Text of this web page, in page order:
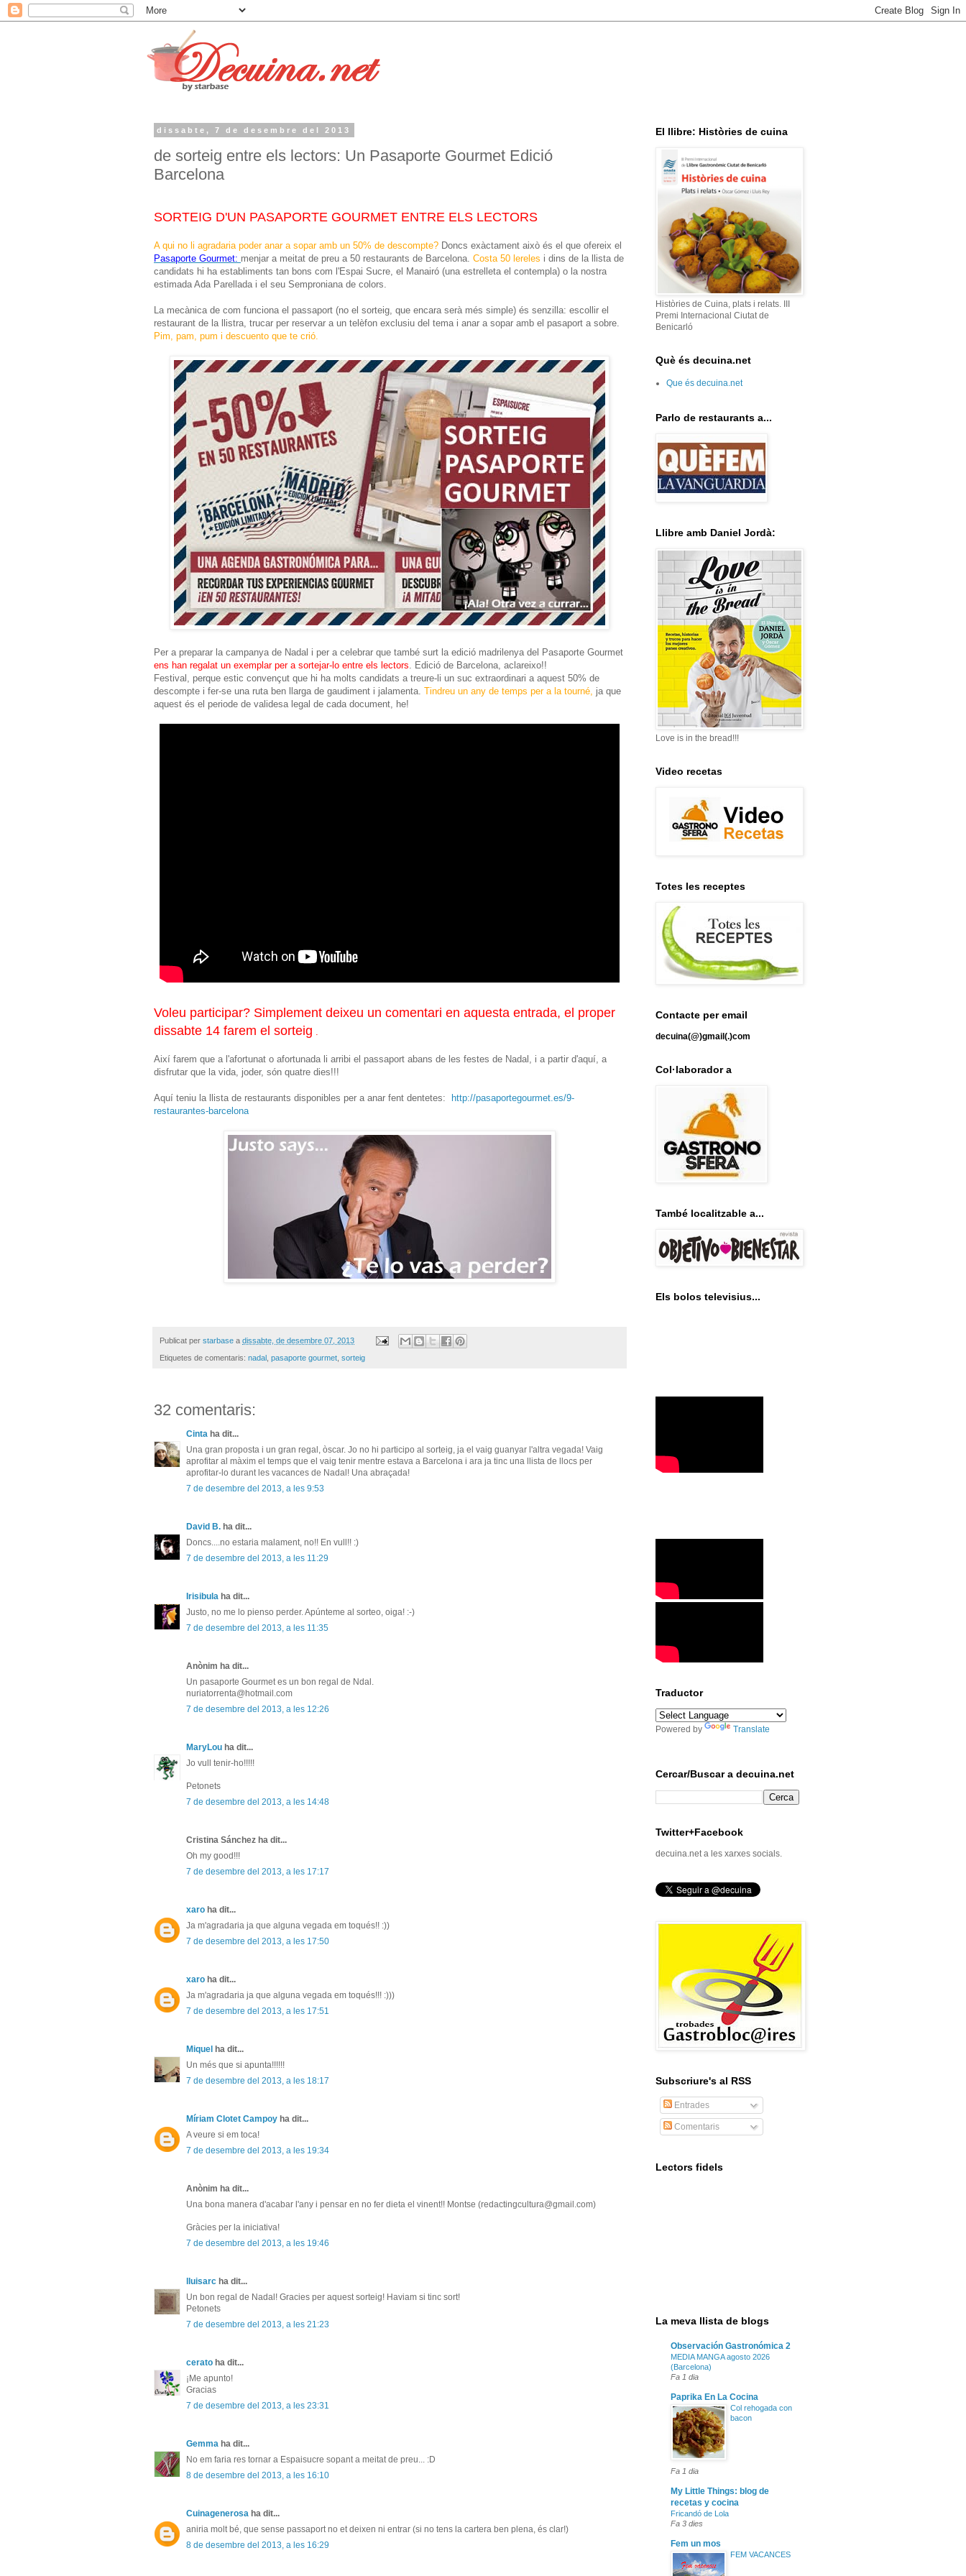
dissabte, 7 de desembre del 2013
de sorteig entre els lectors: Un Pasaporte Gourmet Edició
Barcelona
SORTEIG D'UN PASAPORTE GOURMET ENTRE ELS LECTORS
A qui no li agradaria poder anar a sopar amb un 50% de descompte? Doncs exàctament això és el que ofereix el
Pasaporte Gourmet: menjar a meitat de preu a 50 restaurants de Barcelona. Costa 50 lereles i dins de la llista de
candidats hi ha establiments tan bons com l'Espai Sucre, el Manairó (una estrelleta el contempla) o la nostra
estimada Ada Parellada i el seu Semproniana de colors.
La mecànica de com funciona el passaport (no el sorteig, que encara serà més simple) és senzilla: escollir el
restaurant de la llistra, trucar per reservar a un telèfon exclusiu del tema i anar a sopar amb el pasaport a sobre.
Pim, pam, pum i descuento que te crió.
Per a preparar la campanya de Nadal i per a celebrar que també surt la edició madrilenya del Pasaporte Gourmet
ens han regalat un exemplar per a sortejar-lo entre els lectors . Edició de Barcelona, aclareixo!!
Festival, perque estic convençut que hi ha molts candidats a treure-li un suc extraordinari a aquest 50% de
descompte i fer-se una ruta ben llarga de gaudiment i jalamenta. Tindreu un any de temps per a la tourné, ja que
aquest és el periode de validesa legal de cada document, he!
Voleu participar? Simplement deixeu un comentari en aquesta entrada, el proper
dissabte 14 farem el sorteig
Així farem que a l'afortunat o afortunada li arribi el passaport abans de les festes de Nadal, i a partir d'aquí, a
disfrutar que la vida, joder, són quatre dies!!!
Aquí teniu la llista de restaurants disponibles per a anar fent dentetes: http://pasaportegourmet.es/9-
restaurantes-barcelona
Publicat per starbase a dissabte, de desembre 07, 2013
Etiquetes de comentaris: nadal pasaporte gourmet sorteig
32 comentaris:
Cinta ha dit...
Una gran proposta i un gran regal, òscar. Jo no hi participo al sorteig, ja el vaig guanyar l'altra vegada! Vaig
aprofitar al màxim el temps que el vaig tenir mentre estava a Barcelona i ara ja tinc una llista de llocs per
aprofitar-lo durant les vacances de Nadal! Una abraçada!
7 de desembre del 2013, a les 9:53
David B. ha dit...
Doncs....no estaria malament, no!! En vull!! :)
7 de desembre del 2013, a les 11:29
Irisibula ha dit...
Justo, no me lo pienso perder. Apúnteme al sorteo, oiga! :-)
7 de desembre del 2013, a les 11:35
Anònim ha dit...
Un pasaporte Gourmet es un bon regal de Ndal.
nuriatorrenta@hotmail.com
7 de desembre del 2013, a les 12:26
MaryLou ha dit...
Jo vull tenir-ho!!!!!
Petonets
7 de desembre del 2013, a les 14:48
Cristina Sánchez ha dit...
Oh my good!!!
7 de desembre del 2013, a les 17:17
xaro ha dit...
Ja m'agradaria ja que alguna vegada em toqués!! :))
7 de desembre del 2013, a les 17:50
xaro ha dit...
Ja m'agradaria ja que alguna vegada em toqués!!! :)))
7 de desembre del 2013, a les 17:51
Miquel ha dit...
Un més que si apunta!!!!!!
7 de desembre del 2013, a les 18:17
Míriam Clotet Campoy ha dit...
A veure si em toca!
7 de desembre del 2013, a les 19:34
Anònim ha dit...
Una bona manera d'acabar l'any i pensar en no fer dieta el vinent!! Montse (redactingcultura@gmail.com)
Gràcies per la iniciativa!
7 de desembre del 2013, a les 19:46
lluisarc ha dit...
Un bon regal de Nadal! Gracies per aquest sorteig! Haviam si tinc sort!
Petonets
7 de desembre del 2013, a les 21:23
cerato ha dit...
¡Me apunto!
Gracias
7 de desembre del 2013, a les 23:31
Gemma ha dit...
No em faria res tornar a Espaisucre sopant a meitat de preu... :D
8 de desembre del 2013, a les 16:10
Cuinagenerosa ha dit...
aniria molt bé, que sense passaport no et deixen ni entrar (si no tens la cartera ben plena, és clar!)
8 de desembre del 2013, a les 16:29
El llibre: Històries de cuina
Històries de Cuina, plats i relats. III
Premi Internacional Ciutat de
Benicarló
Què és decuina.net
Que és decuina.net
Parlo de restaurants a...
Llibre amb Daniel Jordà:
Love is in the bread!!!
Video recetas
Totes les receptes
Contacte per email
decuina(@)gmail(.)com
Col·laborador a
També localitzable a...
Els bolos televisius...
Traductor
Powered by Translate
Cercar/Buscar a decuina.net
Twitter+Facebook
decuina.net a les xarxes socials.
Subscriure's al RSS
Entrades
Comentaris
Lectors fidels
La meva llista de blogs
Observación Gastronómica 2
MEDIA MANGA agosto 2026
(Barcelona)
Fa 1 dia
Paprika En La Cocina
Col rehogada con
bacon
Fa 1 dia
My Little Things: blog de
recetas y cocina
Fricandó de Lola
Fa 3 dies
Fem un mos
FEM VACANCES